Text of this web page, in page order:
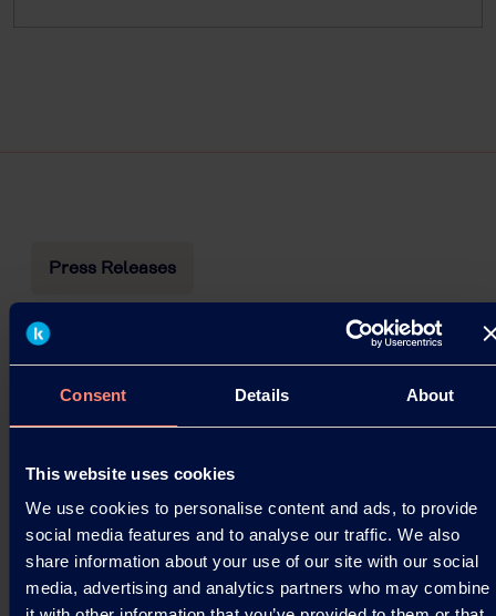
Consent Details About
This website uses cookies
We use cookies to personalise content and ads, to provide
social media features and to analyse our traffic. We also
share information about your use of our site with our social
media, advertising and analytics partners who may combine
Press Releases
Révisions des prix pour la résine PVOH
Kuraray Co., Ltd. annonce sa décision de réviser à
la hausse les prix de la résine d'alcool
polyvinylique (PVOH). Les détails des révisions
Read more